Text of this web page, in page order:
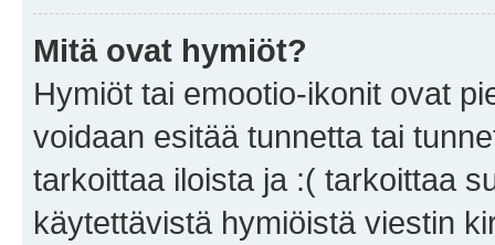
Mitä ovat hymiöt?
Hymiöt tai emootio-ikonit ovat
voidaan esitää tunnetta tai
tarkoittaa iloista ja :( tarkoittaa
käytettävistä hymiöistä viestin